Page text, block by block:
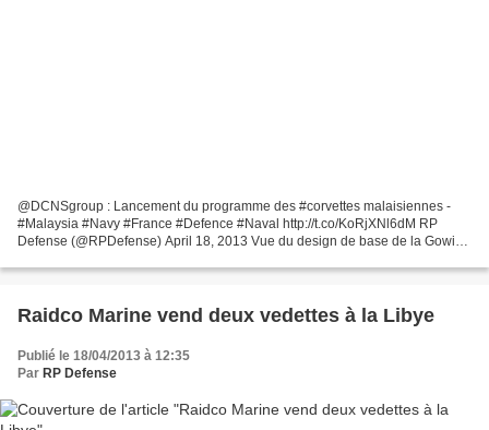
@DCNSgroup : Lancement du programme des #corvettes malaisiennes -
#Malaysia #Navy #France #Defence #Naval http://t.co/KoRjXNl6dM RP
Defense (@RPDefense) April 18, 2013 Vue du design de base de la Gowind
Raidco Marine vend deux vedettes à la Libye
Publié le 18/04/2013 à 12:35
Par RP Defense